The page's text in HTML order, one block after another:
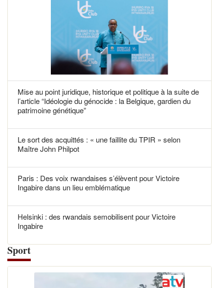
Mise au point juridique, historique et politique à la suite de
l’article “Idéologie du génocide : la Belgique, gardien du
patrimoine génétique”
Le sort des acquittés : « une faillite du TPIR » selon
Maître John Philpot
Paris : Des voix rwandaises s’élèvent pour Victoire
Ingabire dans un lieu emblématique
Helsinki : des rwandais semobilisent pour Victoire
Ingabire
Sport